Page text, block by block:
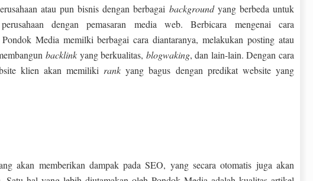
atau pun bisnis dengan berbagai backgroundyang berbeda untuk
dengan pemasaran media web. Berbicara mengenai cara
Media memilki berbagai cara diantaranya, melakukan posting atau
backlinkyang berkualitas, blogwaking, dan lain-lain. Dengan cara
klien akan memiliki rank yang bagus dengan predikat website yang
akan memberikan dampak pada SEO, yang secara otomatis juga akan